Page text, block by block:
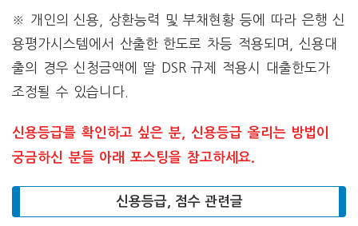
※ 개인의 신용, 상환능력 및 부채현황 등에 따라 은행 신
용평가시스템에서 산출한 한도로 차등 적용되며, 신용대
출의 경우 신청금액에 딸 DSR 규제 적용시 대출한도가
조정될 수 있습니다.
신용등급를 확인하고 싶은 분, 신용등급 올리는 방법이
궁금하신 분들 아래 포스팅을 참고하세요.
신용등급, 점수 관련글